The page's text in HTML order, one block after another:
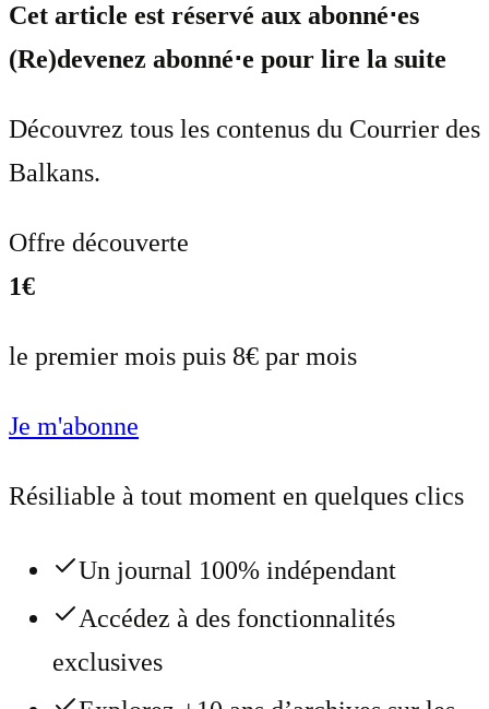
Cet article est réservé aux abonné⋅es
(Re)devenez abonné⋅e pour lire la suite
Découvrez tous les contenus du Courrier des
Balkans.
Offre découverte
1€
le premier mois puis 8€ par mois
Je m'abonne
Résiliable à tout moment en quelques clics
Un journal 100% indépendant
Accédez à des fonctionnalités
exclusives